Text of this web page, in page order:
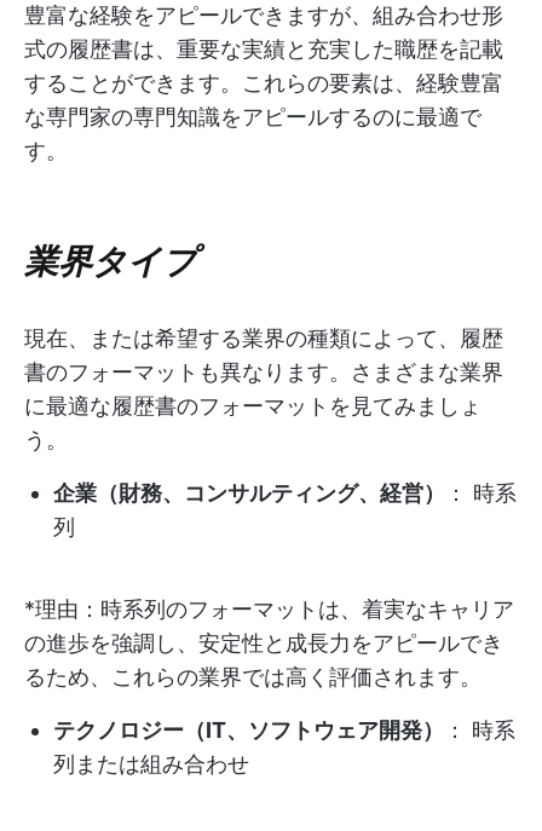
豊富な経験をアピールできますが、組み合わせ形
式の履歴書は、重要な実績と充実した職歴を記載
することができます。これらの要素は、経験豊富
な専門家の専門知識をアピールするのに最適で
す。
業界タイプ
現在、または希望する業界の種類によって、履歴
書のフォーマットも異なります。さまざまな業界
に最適な履歴書のフォーマットを見てみましょ
う。
企業（財務、コンサルティング、経営）
： 時系
列
*理由：時系列のフォーマットは、着実なキャリア
の進歩を強調し、安定性と成長力をアピールでき
るため、これらの業界では高く評価されます。
テクノロジー（IT、ソフトウェア開発）
： 時系
列または組み合わせ